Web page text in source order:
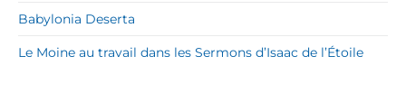
Babylonia Deserta
Le Moine au travail dans les Sermons d’Isaac de l’Étoile